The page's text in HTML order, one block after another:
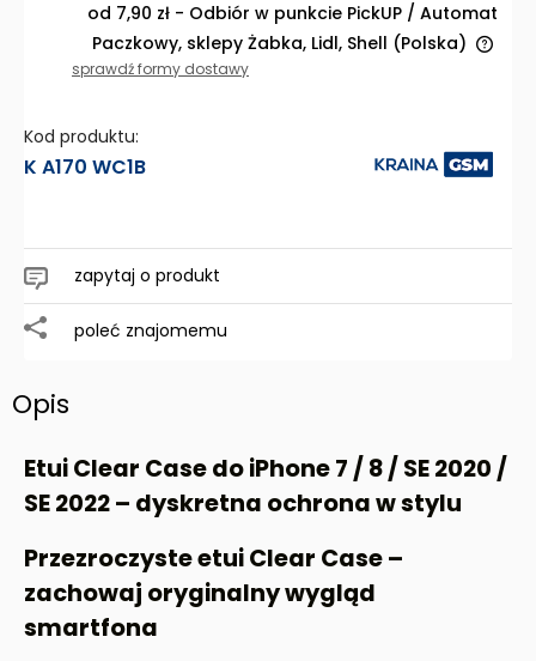
od 7,90 zł - Odbiór w punkcie PickUP / Automat
Paczkowy, sklepy Żabka, Lidl, Shell (Polska)
Cena nie zawiera ewentualnych kosztów płatności
sprawdź formy dostawy
Kod produktu:
K A170 WC1B
zapytaj o produkt
poleć znajomemu
Opis
Etui Clear Case doiPhone 7 / 8 / SE 2020 /
SE 2022– dyskretna ochrona w stylu
Przezroczyste etui Clear Case –
zachowaj oryginalny wygląd
smartfona